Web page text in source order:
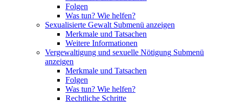
Folgen
Was tun? Wie helfen?
Sexualisierte Gewalt Submenü anzeigen
Merkmale und Tatsachen
Weitere Informationen
Vergewaltigung und sexuelle Nötigung Submenü
anzeigen
Merkmale und Tatsachen
Folgen
Was tun? Wie helfen?
Rechtliche Schritte